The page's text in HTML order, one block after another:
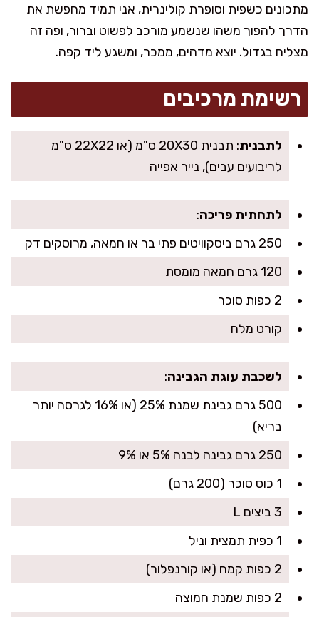
מתכונים כשפית וסופרת קולינרית, אני תמיד מחפשת את
הדרך להפוך משהו שנשמע מורכב לפשוט וברור, ופה זה
מצליח בגדול. יוצא מדהים, ממכר, ומשגע ליד קפה.
רשימת מרכיבים
לתבנית
: תבנית 20X30 ס"מ (או 22X22 ס"מ
לריבועים עבים), נייר אפייה
לתחתית פריכה:
250 גרם ביסקוויטים פתי בר או חמאה, מרוסקים דק
120 גרם חמאה מומסת
2 כפות סוכר
קורט מלח
לשכבת עוגת הגבינה:
500 גרם גבינת שמנת 25% (או 16% לגרסה יותר
בריא)
250 גרם גבינה לבנה 5% או 9%
1 כוס סוכר (200 גרם)
3 ביצים L
1 כפית תמצית וניל
2 כפות קמח (או קורנפלור)
2 כפות שמנת חמוצה